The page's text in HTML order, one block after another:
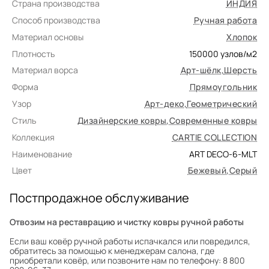
Страна производства
ИНДИЯ
Способ производства
Ручная работа
Материал основы
Хлопок
Плотность
150000 узлов/м2
Материал ворса
Арт-шёлк,Шерсть
Форма
Прямоугольник
Узор
Арт-деко,Геометрический
Стиль
Дизайнерские ковры,Современные ковры
Коллекция
CARTIE COLLECTION
Наименование
ART DECO-6-MLT
Цвет
Бежевый,Серый
Постпродажное обслуживание
Отвозим на реставрацию и чистку ковры ручной работы
Если ваш ковёр ручной работы испачкался или повредился,
обратитесь за помощью к менеджерам салона, где
приобретали ковёр, или позвоните нам по телефону: 8 800